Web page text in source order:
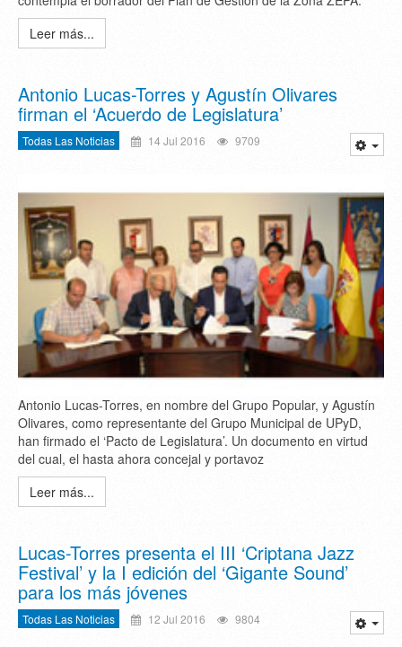
Leer más...
Antonio Lucas-Torres y Agustín Olivares
firman el ‘Acuerdo de Legislatura’
Todas Las Noticias 14 Jul 2016 9709
Antonio Lucas-Torres, en nombre del Grupo Popular, y Agustín
Olivares, como representante del Grupo Municipal de UPyD,
han firmado el ‘Pacto de Legislatura’. Un documento en virtud
del cual, el hasta ahora concejal y portavoz
Leer más...
Lucas-Torres presenta el III ‘Criptana Jazz
Festival’ y la I edición del ‘Gigante Sound’
para los más jóvenes
Todas Las Noticias 12 Jul 2016 9804